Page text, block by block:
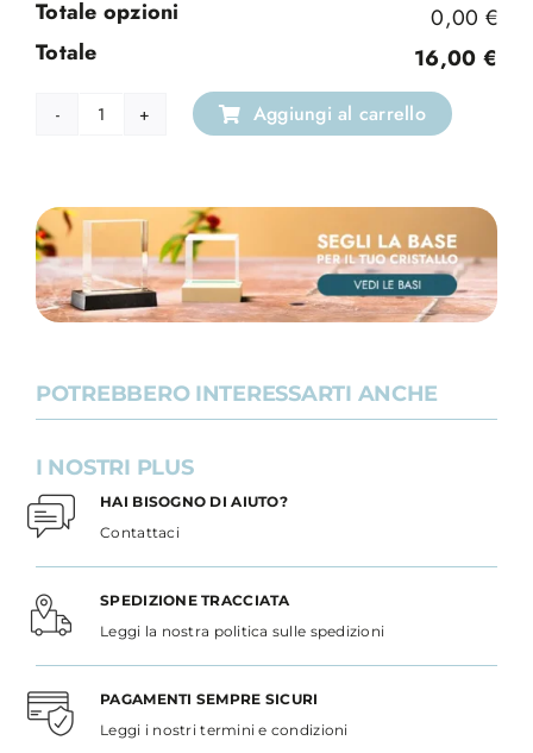
Totale opzioni
0,00 €
Totale
16,00 €
Cristallo
Aggiungi al carrello
POTREBBERO INTERESSARTI ANCHE
I NOSTRI PLUS
HAI BISOGNO DI AIUTO?
Contattaci
SPEDIZIONE TRACCIATA
Leggi la nostra politica sulle spedizioni
PAGAMENTI SEMPRE SICURI
Leggi i nostri termini e condizioni